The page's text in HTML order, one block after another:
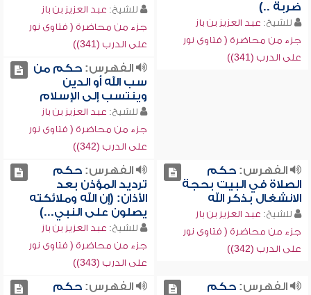
ضربة ..)
للشيخ: عبد العزيز بن باز
جزء من محاضرة ( فتاوى نور
على الدرب (341))
للشيخ: عبد العزيز بن باز
جزء من محاضرة ( فتاوى نور
على الدرب (341))
الفهرس:حكم من
سب الله أو الدين
وينتسب إلى الإسلام
للشيخ: عبد العزيز بن باز
جزء من محاضرة ( فتاوى نور
على الدرب (342))
الفهرس:حكم
الصلاة في البيت بحجة
الانشغال بذكر الله
للشيخ: عبد العزيز بن باز
جزء من محاضرة ( فتاوى نور
على الدرب (342))
الفهرس:حكم
ترديد المؤذن بعد
الأذان: (إن الله وملائكته
يصلون على النبي...)
للشيخ: عبد العزيز بن باز
جزء من محاضرة ( فتاوى نور
على الدرب (343))
الفهرس:حكم
الفهرس:حكم